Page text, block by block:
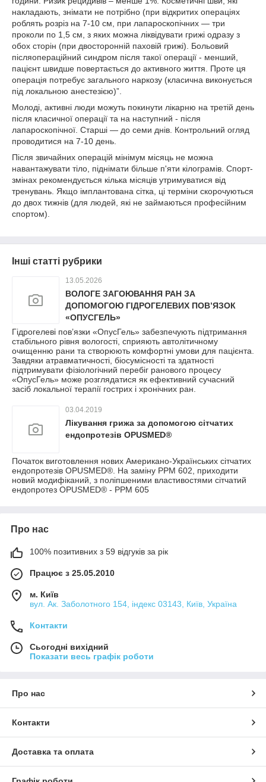
накладають, знімати не потрібно (при відкритих операціях
роблять розріз на 7-10 см, при лапароскопічних — три
проколи по 1,5 см, з яких можна ліквідувати грижі одразу з
обох сторін (при двосторонній паховій грижі). Больовий
післяопераційний синдром після такої операції - менший,
пацієнт швидше повертається до активного життя. Проте ця
операція потребує загального наркозу (класична виконується
під локальною анестезією)”.
Молоді, активні люди можуть покинути лікарню на третій день
після класичної операції та на наступний - після
лапароскопічної. Старші — до семи днів. Контрольний огляд
проводитися на 7-10 день.
Після звичайних операцій мінімум місяць не можна
навантажувати тіло, піднімати більше п'яти кілограмів. Спорт-
змінах рекомендується кілька місяців утримуватися від
тренувань. Якщо імплантована сітка, ці терміни скорочуються
до двох тижнів (для людей, які не займаються професійним
спортом).
Інші статті рубрики
13.05.2026
ВОЛОГЕ ЗАГОЮВАННЯ РАН ЗА
ДОПОМОГОЮ ГІДРОГЕЛЕВИХ ПОВ’ЯЗОК
«ОПУСГЕЛЬ»
Гідрогелеві пов’язки «ОпусГель» забезпечують підтримання
стабільного рівня вологості, сприяють автолітичному
очищенню рани та створюють комфортні умови для пацієнта.
Завдяки атравматичності, біосумісності та здатності
підтримувати фізіологічний перебіг ранового процесу
«ОпусГель» може розглядатися як ефективний сучасний
засіб локальної терапії гострих і хронічних ран.
03.04.2019
Лікування грижа за допомогою сітчатих
ендопротезів OPUSMED®
Початок виготовлення нових Американо-Українських сітчатих
ендопротезів OPUSMED®. На заміну РРМ 602, приходити
новий модифіканий, з поліпшеними властивостями сітчатий
ендопротез OPUSMED® - РРМ 605
Про нас
100% позитивних з 59 відгуків за рік
Працює з 25.05.2010
м. Київ
вул. Ак. Заболотного 154, індекс 03143, Київ, Україна
Контакти
Сьогодні вихідний
Показати весь графік роботи
Про нас
Контакти
Доставка та оплата